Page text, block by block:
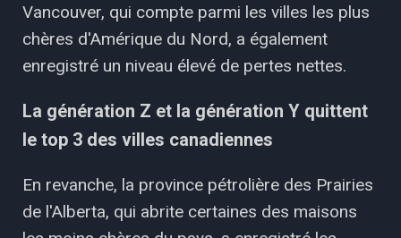
Vancouver, qui compte parmi les villes les plus
chères d'Amérique du Nord, a également
enregistré un niveau élevé de pertes nettes.
La génération Z et la génération Y quittent
le top 3 des villes canadiennes
En revanche, la province pétrolière des Prairies
de l'Alberta, qui abrite certaines des maisons